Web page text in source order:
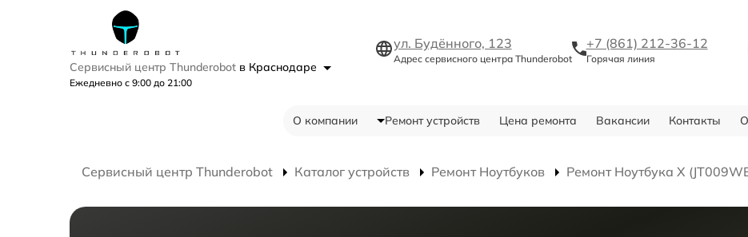
Сервисный центр Thunderobot в Краснодаре
Ежедневно с 9:00 до 21:00
ул. Будённого, 123
Адрес сервисного центра Thunderobot
+7 (861) 212-36-12
Горячая линия
О компании Ремонт устройств Цена ремонта Вакансии Контакты
Сервисный центр Thunderobot Каталог устройств Ремонт Ноутбуков Ремонт Ноутбука X